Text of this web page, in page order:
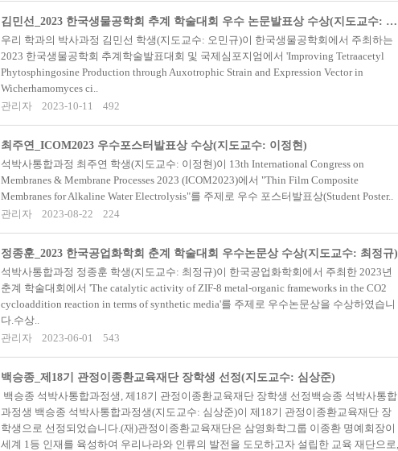
김민선_2023 한국생물공학회 추계 학술대회 우수 논문발표상 수상(지도교수: 오민규)
우리 학과의 박사과정 김민선 학생(지도교수: 오민규)이 한국생물공학회에서 주최하는
2023 한국생물공학회 추계학술발표대회 및 국제심포지엄에서 'Improving Tetraacetyl
Phytosphingosine Production through Auxotrophic Strain and Expression Vector in
Wicherhamomyces ci..
관리자
2023-10-11 492
최주연_ICOM2023 우수포스터발표상 수상(지도교수: 이정현)
석박사통합과정 최주연 학생(지도교수: 이정현)이 13th International Congress on
Membranes & Membrane Processes 2023 (ICOM2023)에서 "Thin Film Composite
Membranes for Alkaline Water Electrolysis"를 주제로 우수 포스터발표상(Student Poster..
관리자
2023-08-22 224
정종훈_2023 한국공업화학회 춘계 학술대회 우수논문상 수상(지도교수: 최정규)
석박사통합과정 정종훈 학생(지도교수: 최정규)이 한국공업화학회에서 주최한 2023년
춘계 학술대회에서 'The catalytic activity of ZIF-8 metal-organic frameworks in the CO2
cycloaddition reaction in terms of synthetic media'를 주제로 우수논문상을 수상하였습니
다.수상..
관리자
2023-06-01 543
백승종_제18기 관정이종환교육재단 장학생 선정(지도교수: 심상준)
백승종 석박사통합과정생, 제18기 관정이종환교육재단 장학생 선정백승종 석박사통합
과정생 백승종 석박사통합과정생(지도교수: 심상준)이 제18기 관정이종환교육재단 장
학생으로 선정되었습니다.(재)관정이종환교육재단은 삼영화학그룹 이종환 명예회장이
세계 1등 인재를 육성하여 우리나라와 인류의 발전을 도모하고자 설립한 교육 재단으로,